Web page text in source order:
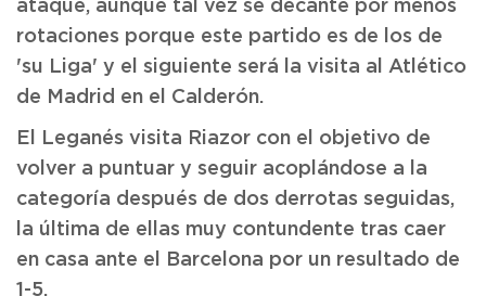
ataque, aunque tal vez se decante por menos
rotaciones porque este partido es de los de
'su Liga' y el siguiente será la visita al Atlético
de Madrid en el Calderón.
El Leganés visita Riazor con el objetivo de
volver a puntuar y seguir acoplándose a la
categoría después de dos derrotas seguidas,
la última de ellas muy contundente tras caer
en casa ante el Barcelona por un resultado de
1-5.